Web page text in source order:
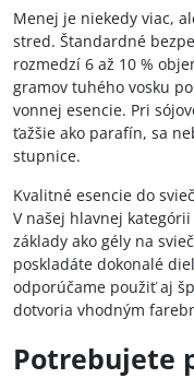
Menej je niekedy viac,
stred. Štandardné
rozmedzí 6 až 10 %
gramov tuhého vosku
vonnej esencie. Pri
ťažšie ako parafín, sa
stupnice.
Kvalitné esencie do
V našej hlavnej
základy ako gély na
poskladáte dokonalé
odporúčame použiť aj
dotvoria vhodným
Potrebujete